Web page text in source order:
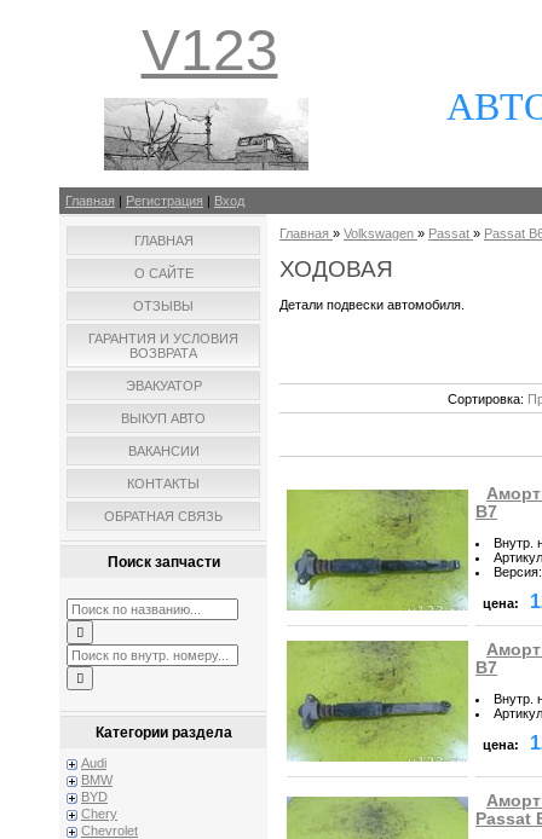
V123
Главная | Регистрация | Вход
ГЛАВНАЯ
О САЙТЕ
ОТЗЫВЫ
ГАРАНТИЯ И УСЛОВИЯ
ВОЗВРАТА
ЭВАКУАТОР
ВЫКУП АВТО
ВАКАНСИИ
КОНТАКТЫ
ОБРАТНАЯ СВЯЗЬ
Поиск запчасти
Категории раздела
Audi
BMW
BYD
Chery
Chevrolet
Главная » Volkswagen » Passat » Passat
ХОДОВАЯ
Детали подвески автомобиля.
Сортировка:
B7
Внутр.
Артикул
Версия:
цена:
B7
Внутр.
Артикул
цена:
Passat